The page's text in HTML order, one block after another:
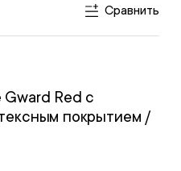
Сравнить
Red с
покрытием /